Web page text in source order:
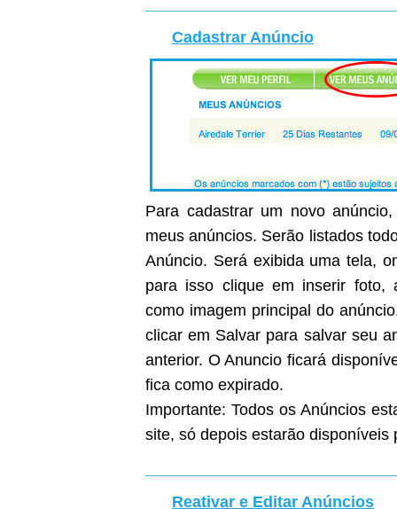
Cadastrar Anúncio
Para cadastrar um novo anúncio,
meus anúncios. Serão listados
Anúncio. Será exibida uma tela,
para isso clique em inserir
como imagem principal do
clicar em Salvar para salvar seu
anterior. O Anuncio ficará
fica como expirado.
Importante: Todos os Anúncios
site, só depois estarão disponíveis
Reativar e Editar Anúncios